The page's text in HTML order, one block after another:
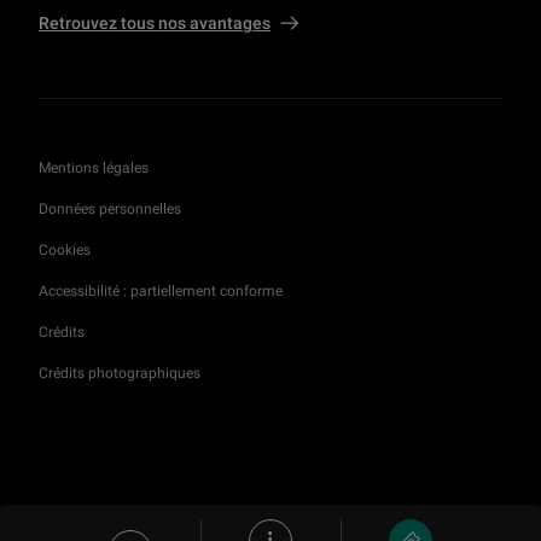
Retrouvez tous nos avantages
Mentions légales
Données personnelles
Cookies
Accessibilité : partiellement conforme
Crédits
Crédits photographiques